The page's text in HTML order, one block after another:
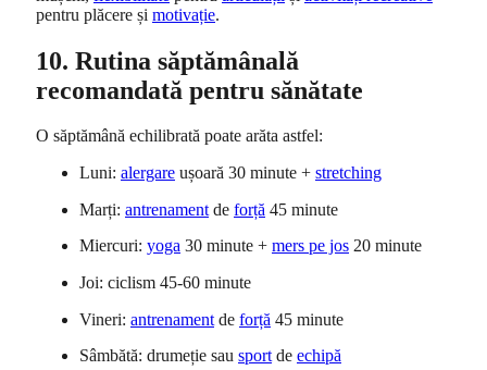
pentru plăcere și motivație.
10. Rutina săptămânală
recomandată pentru sănătate
O săptămână echilibrată poate arăta astfel:
Luni: alergare ușoară 30 minute + stretching
Marți: antrenament de forță 45 minute
Miercuri: yoga 30 minute + mers pe jos 20 minute
Joi: ciclism 45-60 minute
Vineri: antrenament de forță 45 minute
Sâmbătă: drumeție sau sport de echipă